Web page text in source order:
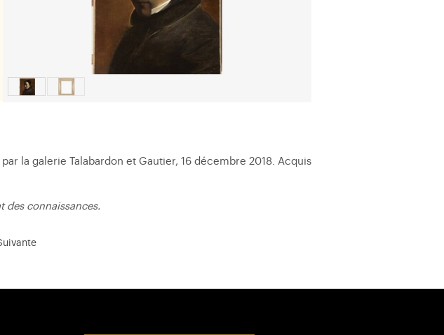
la galerie Talabardon et Gautier, 16 décembre 2018. Acquis
des connaissances.